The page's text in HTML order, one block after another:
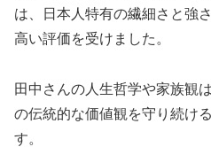
は、日本人特有の繊細さと強
高い評価を受けました。
田中さんの人生哲学や家族観
の伝統的な価値観を守り続け
す。